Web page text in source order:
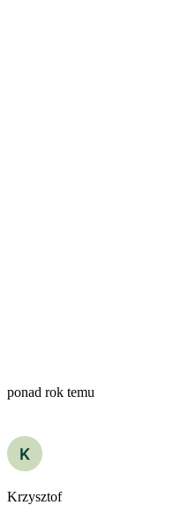
ponad rok temu
Krzysztof